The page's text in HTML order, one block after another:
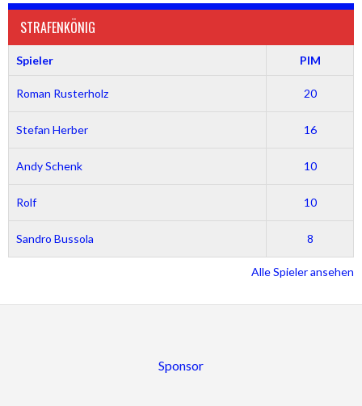
STRAFENKÖNIG
Spieler PIM
Roman Rusterholz 20
Stefan Herber 16
Andy Schenk 10
Rolf 10
Sandro Bussola 8
Alle Spieler ansehen
Sponsor